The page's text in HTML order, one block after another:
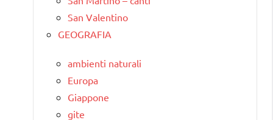
San Valentino
GEOGRAFIA
ambienti naturali
Europa
Giappone
gite